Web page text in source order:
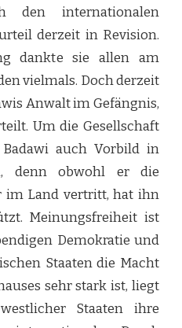
den internationalen
derzeit in Revision.
dankte sie allen am
vielmals. Doch derzeit
Anwalt im Gefängnis,
Um die Gesellschaft
auch Vorbild in
denn obwohl er die
im Land vertritt, hat ihn
Meinungsfreiheit ist
Demokratie und
Staaten die Macht
sehr stark ist, liegt
Staaten ihre